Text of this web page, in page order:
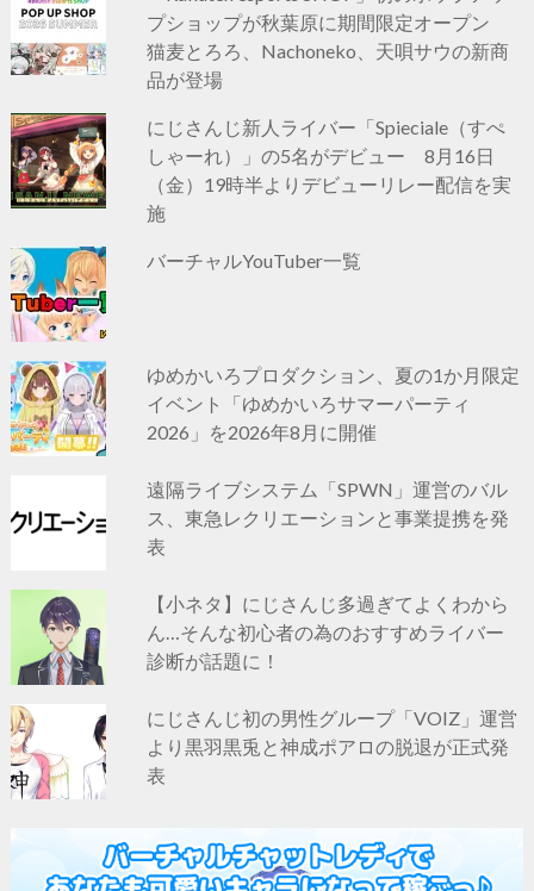
プショップが秋葉原に期間限定オープン
猫麦とろろ、Nachoneko、天唄サウの新商
品が登場
にじさんじ新人ライバー「Spieciale（すぺ
しゃーれ）」の5名がデビュー 8月16日
（金）19時半よりデビューリレー配信を実
施
バーチャルYouTuber一覧
ゆめかいろプロダクション、夏の1か月限定
イベント「ゆめかいろサマーパーティ
2026」を2026年8月に開催
遠隔ライブシステム「SPWN」運営のバル
ス、東急レクリエーションと事業提携を発
表
【小ネタ】にじさんじ多過ぎてよくわから
ん…そんな初心者の為のおすすめライバー
診断が話題に！
にじさんじ初の男性グループ「VOIZ」運営
より黒羽黒兎と神成ポアロの脱退が正式発
表